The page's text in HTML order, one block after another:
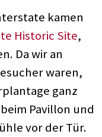
kamen
Historic Site,
Da wir an
waren,
ganz
Pavillon und
vor der Tür.